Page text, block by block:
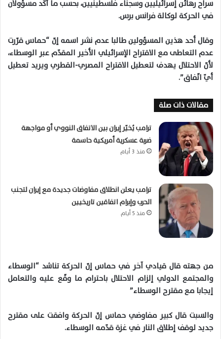
سراح رهائن إسرائيليين وسجناء فلسطينيين، بحسب ما أكّد مسؤولان
في الحركة لوكالة فرانس برس.
وقال أحد هذين المسؤولين طالبا عدم نشر اسمه إنّ “حماس قرّرت
عدم التعاطى مع الاقتراح الإسرائيلي الأخير المقدّم عبر الوسطاء،
لأنّ الاحتلال يهدف لتعطيل الاقتراح المصري-القطري ويريد تعطيل
أيّ اتّفاق”.
مقالات ذات صلة
ترامب يُخيّر إيران بين الاتفاق النووي أو مواجهة
ضربة عسكرية أمريكية حاسمة
منذ 3 أيام
ترامب يعلن انطلاق مفاوضات جديدة مع إيران لتجنب
الحرب وإبرام اتفاقين تاريخيين
منذ 5 أيام
من جهته قال قيادي آخر في حماس إنّ الحركة تناشد “الوسطاء
والمجتمع الدولي إلزام الاحتلال باحترام ما وقّع عليه والتعامل
إيجابا مع مقترح الوسطاء”
والسبت قال كبير مفاوضي حماس إنّ الحركة وافقت على مقترح
جديد لوقف إطلاق النار في غزة قدّمه الوسطاء.